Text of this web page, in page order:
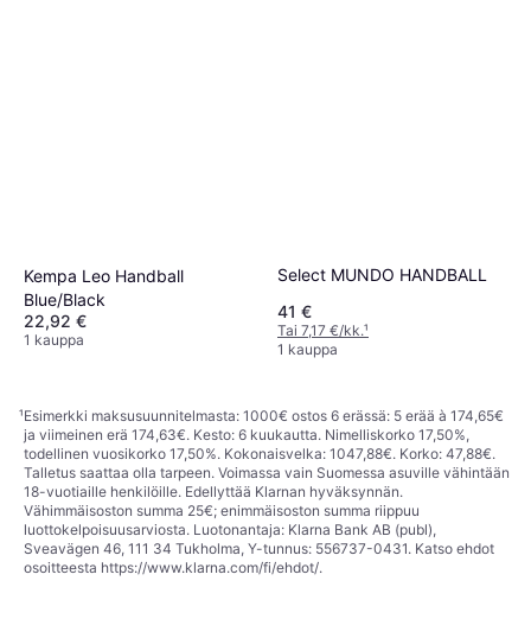
Kempa Leo Handball
Blue/Black
22,92 €
1 kauppa
Select MUNDO HANDBALL
41 €
Tai 7,17 €/kk.¹
1 kauppa
¹Esimerkki maksusuunnitelmasta: 1000€ ostos 6 erässä: 5 erää à 174,65€
ja viimeinen erä 174,63€. Kesto: 6 kuukautta. Nimelliskorko 17,50%,
todellinen vuosikorko 17,50%. Kokonaisvelka: 1047,88€. Korko: 47,88€.
Talletus saattaa olla tarpeen. Voimassa vain Suomessa asuville vähintään
18-vuotiaille henkilöille. Edellyttää Klarnan hyväksynnän.
Vähimmäisoston summa 25€; enimmäisoston summa riippuu
luottokelpoisuusarviosta. Luotonantaja: Klarna Bank AB (publ),
Sveavägen 46, 111 34 Tukholma, Y-tunnus: 556737-0431. Katso ehdot
osoitteesta https://www.klarna.com/fi/ehdot/.